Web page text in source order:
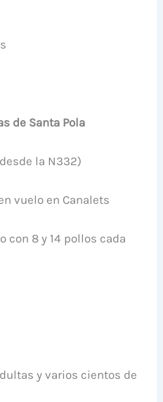
de Santa Pola
la N332)
vuelo en Canalets
con 8 y 14 pollos cada
y varios cientos de